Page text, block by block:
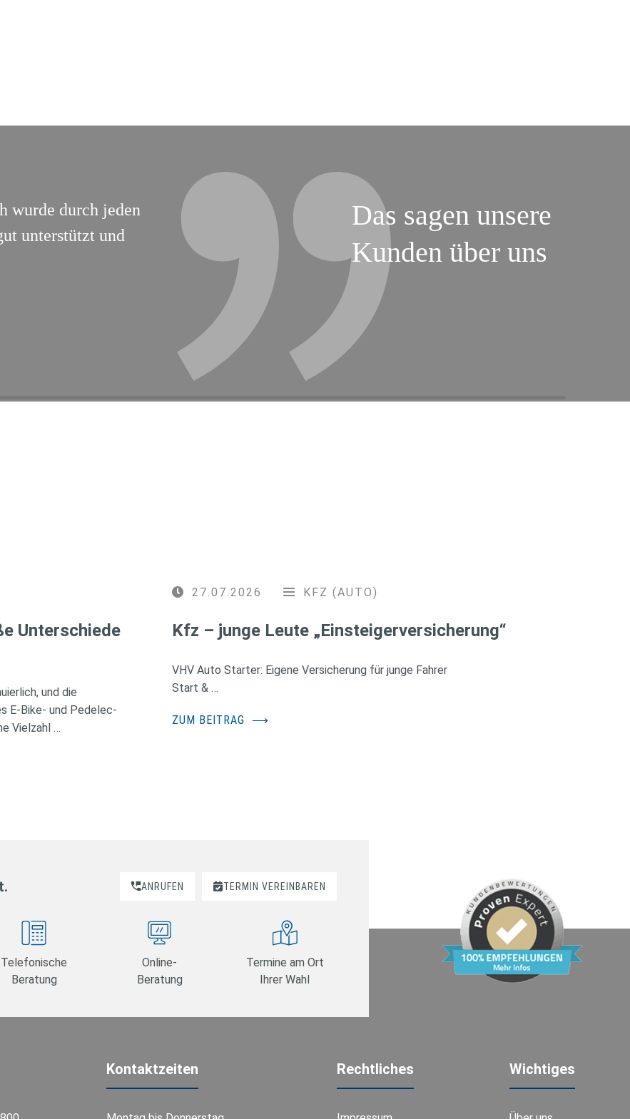
Das sagen unsere
Kunden über uns
wurde durch jeden
unterstützt und
Unterschiede
und die
E-Bike- und Pedelec-
Vielzahl …
27.07.2026 KFZ (AUTO)
Kfz – junge Leute „Einsteigerversicherung“
VHV Auto Starter: Eigene Versicherung für junge Fahrer
Start & …
ZUM BEITRAG ⟶
ANRUFEN TERMIN VEREINBAREN
Telefonische
Beratung
Online-
Beratung
Termine am Ort
Ihrer Wahl
Kontaktzeiten Rechtliches Wichtiges